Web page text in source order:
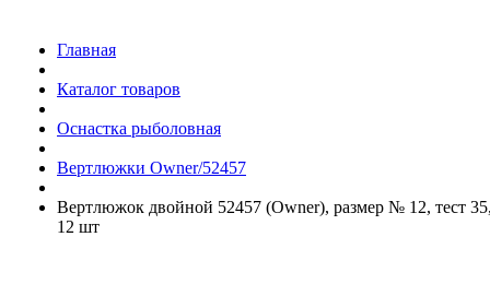
Главная
Каталог товаров
Оснастка рыболовная
Вертлюжки Owner/52457
Вертлюжок двойной 52457 (Owner), размер № 12, тест
12 шт